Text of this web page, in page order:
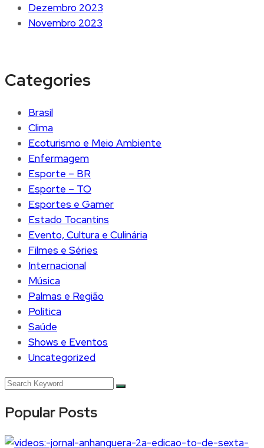
Dezembro 2023
Novembro 2023
Categories
Brasíl
Clima
Ecoturismo e Meio Ambiente
Enfermagem
Esporte – BR
Esporte – TO
Esportes e Gamer
Estado Tocantins
Evento, Cultura e Culinária
Filmes e Séries
Internacional
Música
Palmas e Região
Política
Saúde
Shows e Eventos
Uncategorized
Popular Posts